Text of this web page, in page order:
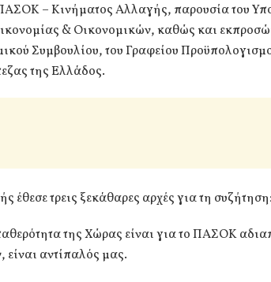
– Κινήματος Αλλαγής, παρουσία του
& Οικονομικών, καθώς και
Συμβουλίου, του Γραφείου
της Ελλάδος.
έθεσε τρεις ξεκάθαρες αρχές για τη συζήτηση:
της Χώρας είναι για το ΠΑΣΟΚ
είναι αντίπαλός μας.